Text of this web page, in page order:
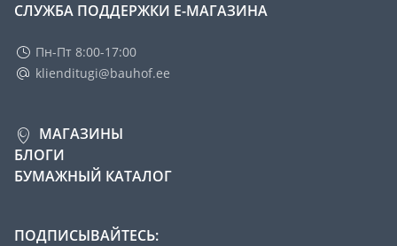
СЛУЖБА ПОДДЕРЖКИ Е-МАГАЗИНА
Пн-Пт 8:00-17:00
klienditugi@bauhof.ee
МАГАЗИНЫ
БЛОГИ
БУМАЖНЫЙ КАТАЛОГ
ПОДПИСЫВАЙТЕСЬ: